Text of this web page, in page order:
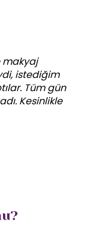
makyaj
istediğim
Tüm gün
Kesinlikle